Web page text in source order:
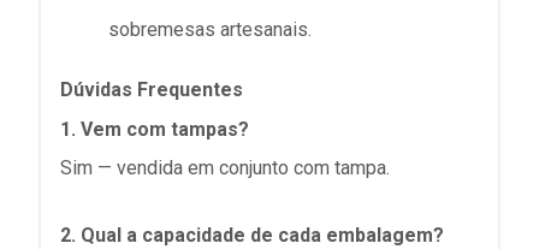
sobremesas artesanais.
Dúvidas Frequentes
1. Vem com tampas?
Sim — vendida em conjunto com tampa.
2. Qual a capacidade de cada embalagem?